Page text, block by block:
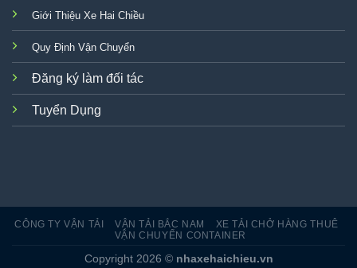
Giới Thiệu Xe Hai Chiều
Quy Định Vận Chuyển
Đăng ký làm đối tác
Tuyển Dụng
CÔNG TY VẬN TẢI VẬN TẢI BẮC NAM
XE TẢI CHỞ HÀNG THUÊ
VẬN CHUYỂN CONTAINER
Copyright 2026 © nhaxehaichieu.vn